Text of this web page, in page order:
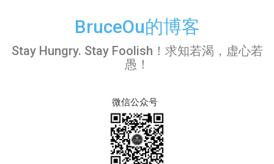
BruceOu的博客
Stay Hungry. Stay Foolish！求知若渴，虚心若
愚！
微信公众号